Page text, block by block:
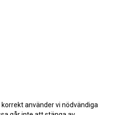
använder vi nödvändiga